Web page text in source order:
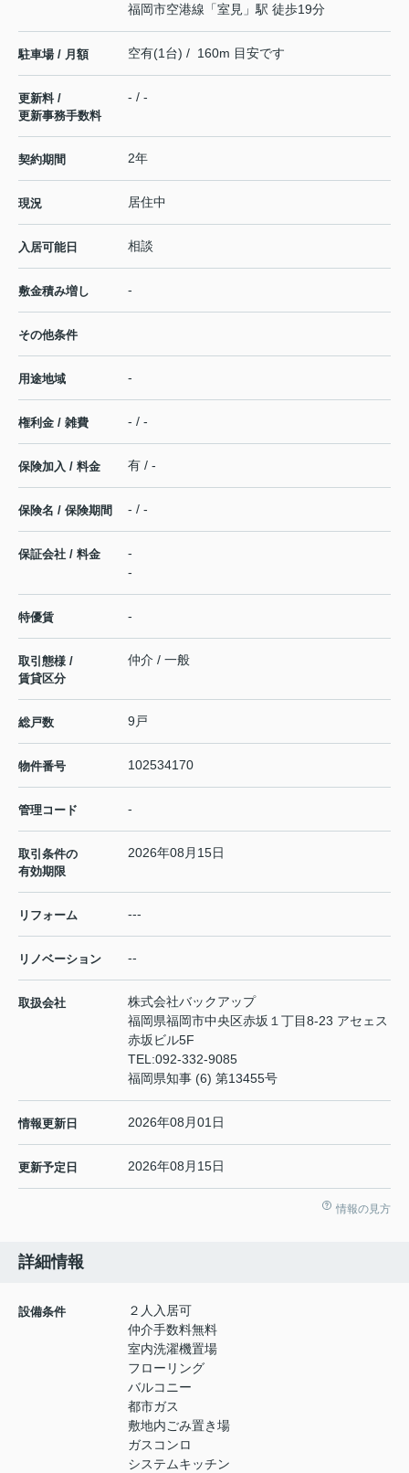
福岡市空港線 「室見 」駅 徒歩19分
駐車場 / 月額 空有(1台) / 160m 目安です
更新料 /
更新事務手数料
- / -
契約期間 2年
現況 居住中
入居可能日 相談
敷金積み増し -
その他条件
用途地域 -
権利金 / 雑費 - / -
保険加入 / 料金 有 / -
保険名 / 保険期間 - / -
保証会社 / 料金
-
-
特優賃 -
取引態様 /
賃貸区分
仲介 / 一般
総戸数 9戸
物件番号 102534170
管理コード -
取引条件の
有効期限
2026年08月15日
リフォーム ---
リノベーション --
取扱会社
株式会社バックアップ
福岡県福岡市中央区赤坂１丁目8-23 アセェス
赤坂ビル5F
TEL:092-332-9085
福岡県知事 (6) 第13455号
情報更新日 2026年08月01日
更新予定日 2026年08月15日
情報の見方
詳細情報
設備条件
２人入居可
仲介手数料無料
室内洗濯機置場
フローリング
バルコニー
都市ガス
敷地内ごみ置き場
ガスコンロ
システムキッチン